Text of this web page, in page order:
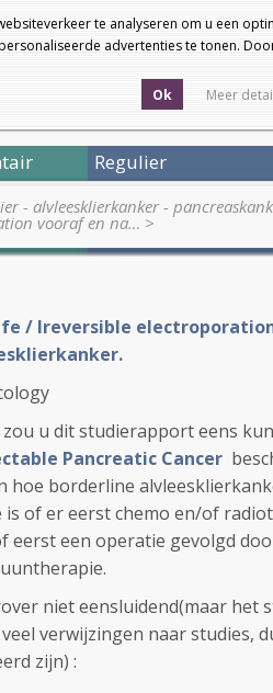
te analyseren om u een
advertenties te tonen.
Ok Meer
Regulier
- alvleesklierkanker -
vooraf en na… >
/ Ireversible
u dit studierapport eens
Pancreatic Cancer
hoe borderline
of er eerst chemo en/of
eerst een operatie gevolgd
niet eensluidend(maar het
verwijzingen naar studies,
zijn) :